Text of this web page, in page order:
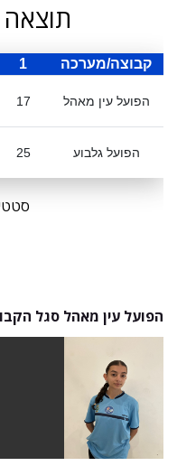
קבוצה/מערכה 1
הפועל עין מאהל 17
הפועל גלבוע 25
הפועל עין מאהל סגל